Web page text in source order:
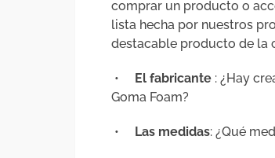
comprar un producto o
lista hecha por nuestros
destacable producto de la
• El fabricante : ¿Hay
Goma Foam?
• Las medidas: ¿Qué